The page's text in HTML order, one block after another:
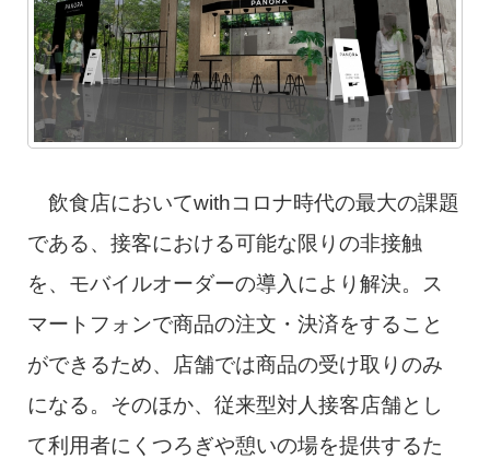
飲食店においてwithコロナ時代の最大の課題
である、接客における可能な限りの非接触
を、モバイルオーダーの導入により解決。ス
マートフォンで商品の注文・決済をすること
ができるため、店舗では商品の受け取りのみ
になる。そのほか、従来型対人接客店舗とし
て利用者にくつろぎや憩いの場を提供するた